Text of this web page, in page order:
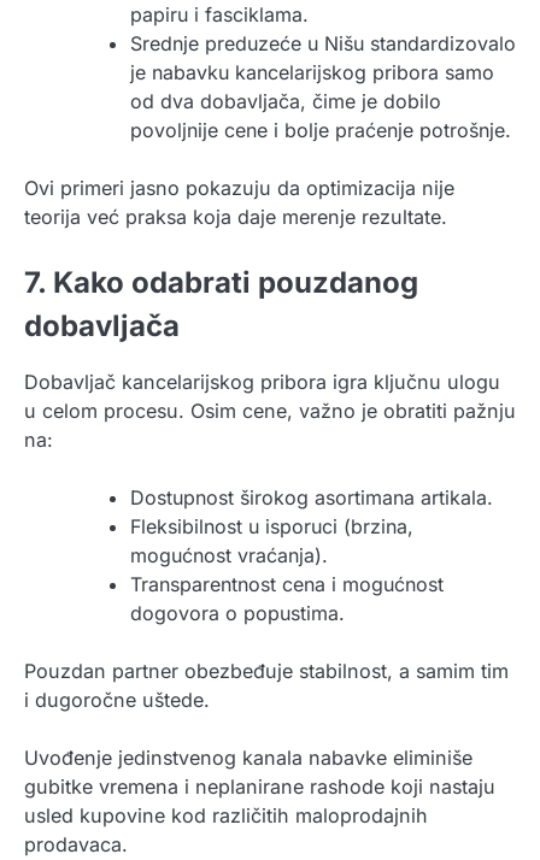
papiru i fasciklama.
Srednje preduzeće u Nišu standardizovalo
je nabavku kancelarijskog pribora samo
od dva dobavljača, čime je dobilo
povoljnije cene i bolje praćenje potrošnje.
Ovi primeri jasno pokazuju da optimizacija nije
teorija već praksa koja daje merenje rezultate.
7. Kako odabrati pouzdanog
dobavljača
Dobavljač kancelarijskog pribora igra ključnu ulogu
u celom procesu. Osim cene, važno je obratiti pažnju
na:
Dostupnost širokog asortimana artikala.
Fleksibilnost u isporuci (brzina,
mogućnost vraćanja).
Transparentnost cena i mogućnost
dogovora o popustima.
Pouzdan partner obezbeđuje stabilnost, a samim tim
i dugoročne uštede.
Uvođenje jedinstvenog kanala nabavke eliminiše
gubitke vremena i neplanirane rashode koji nastaju
usled kupovine kod različitih maloprodajnih
prodavaca.